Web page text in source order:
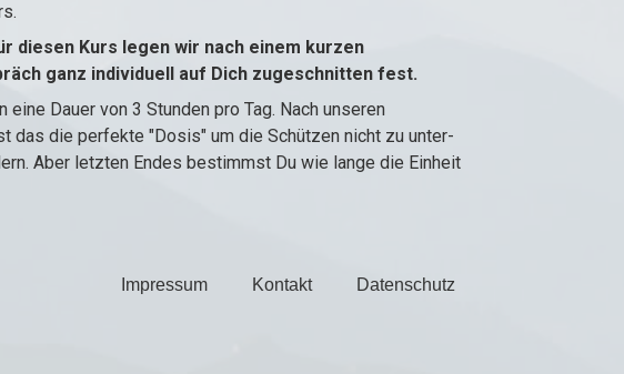
diesen Kurs legen wir nach einem kurzen
ganz individuell auf Dich zugeschnitten fest.
eine Dauer von 3 Stunden pro Tag. Nach unseren
das die perfekte "Dosis" um die Schützen nicht zu unter-
Aber letzten Endes bestimmst Du wie lange die Einheit
Impressum Kontakt Datenschutz